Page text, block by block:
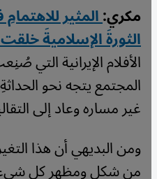
مكري:المثير
الثورةَ الإسلاميةَ
الأفلام الإيرانية التي
المجتمع يتجه نحو
غير مساره وعاد إلى
ومن البديهي أن هذا
من شكل ومظهر كل